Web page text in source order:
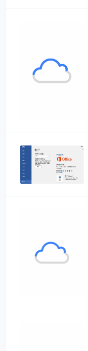
Windows10"
alt="2023 11 月
Windows 10 产
Windows10"
alt="Windows 10